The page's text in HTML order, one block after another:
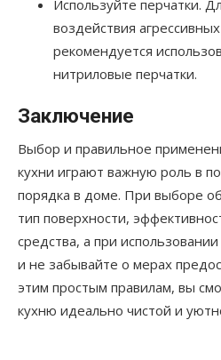
Используйте перчатки.
воздействия
рекомендуется
нитриловые перчатки.
Заключение
Выбор и правильное
кухни играют важную роль в
порядка в доме. При выборе
тип поверхности,
средства, а при
и не забывайте о мерах
этим простым правилам, вы
кухню идеально чистой и